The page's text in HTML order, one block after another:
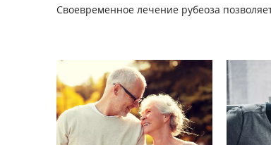
Своевременное лечение рубеоза